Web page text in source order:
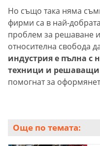
Но също така няма
фирми са в най-
проблем за решаване
относителна свобода
индустрия е пълна с
техници и
помогнат за
Още по темата: